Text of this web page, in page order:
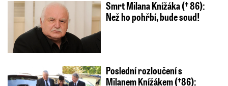
Smrt Milana Knížáka († 86):
Než ho pohřbí, bude soud!
Poslední rozloučení s
Milanem Knížákem (†86):